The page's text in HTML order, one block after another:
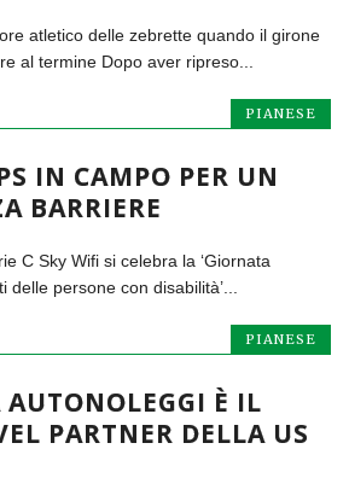
atletico delle zebrette quando il girone
al termine Dopo aver ripreso...
PIANESE
IN CAMPO PER UN
BARRIERE
C Sky Wifi si celebra la ‘Giornata
persone con disabilità’...
PIANESE
AUTONOLEGGI È IL
PARTNER DELLA US